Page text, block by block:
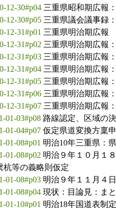
12-30#p04 三重県昭和期広報
12-30#p05 三重県議会議事録
12-31#p01 三重県明治期広報
12-31#p02 三重県明治期広報
12-31#p03 三重県明治期広報
12-31#p04 三重県明治期広報
12-31#p05 三重県明治期広報
12-31#p06 三重県明治期広報
12-31#p07 三重県明治期広報
01-03#p08 路線認定、区域の
01-04#p07 仮定県道変換方稟
01-08#p01 明治10年三重県：
01-08#p02 明治９年１０月１
杭等の義略則仮定
01-08#p03 明治９年１１月４
01-08#p04 現状：目論見：ま
01-10#p01 明治18年国道表制